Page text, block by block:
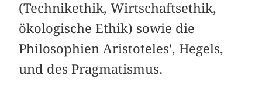
(Technikethik, Wirtschaftsethik,
ökologische Ethik) sowie die
Philosophien Aristoteles', Hegels,
und des Pragmatismus.